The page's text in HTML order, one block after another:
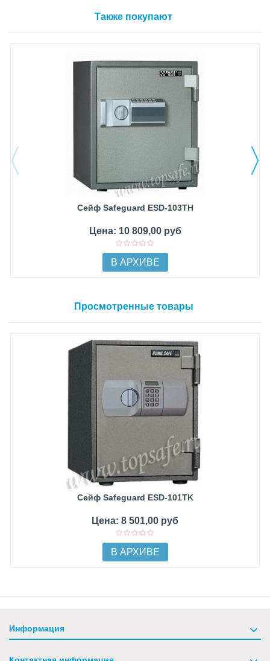
Также покупают
Сейф Safeguard ESD-103TH
Цена: 10 809,00 руб
В АРХИВЕ
Просмотренные товары
Сейф Safeguard ESD-101TK
Цена: 8 501,00 руб
В АРХИВЕ
Информация